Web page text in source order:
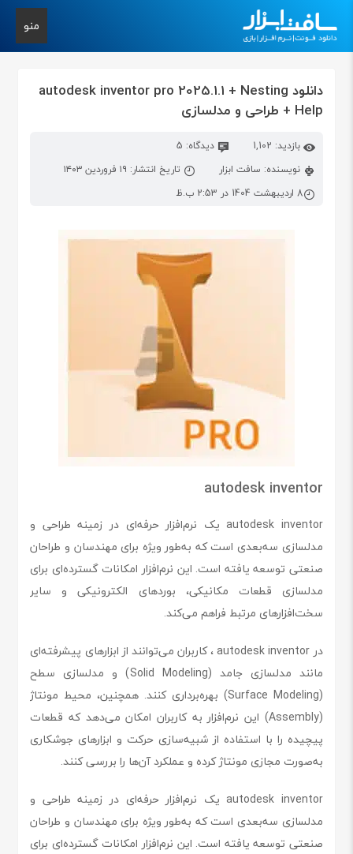
منو
دانلود autodesk inventor pro 2025.1.1 + Nesting
+ Help طراحی و مدلسازی
بازدید: 1,102
دیدگاه: 5
نویسنده: سافت ابزار
تاریخ انتشار: ۱۹ فروردین ۱۴۰۳
8 اردیبهشت 1404 در 2:53 ب.ظ
autodesk inventor
autodesk inventor یک نرم‌افزار حرفه‌ای در زمینه طراحی و
مدلسازی سه‌بعدی است که به‌طور ویژه برای مهندسان و طراحان
صنعتی توسعه یافته است. این نرم‌افزار امکانات گسترده‌ای برای
مدلسازی قطعات مکانیکی، بوردهای الکترونیکی و سایر
سخت‌افزارهای مرتبط فراهم می‌کند.
در autodesk inventor ، کاربران می‌توانند از ابزارهای پیشرفته‌ای
مانند مدلسازی جامد (Solid Modeling) و مدلسازی سطح
(Surface Modeling) بهره‌برداری کنند. همچنین، محیط مونتاژ
(Assembly) این نرم‌افزار به کاربران امکان می‌دهد که قطعات
پیچیده را با استفاده از شبیه‌سازی حرکت و ابزارهای جوشکاری
به‌صورت مجازی مونتاژ کرده و عملکرد آن‌ها را بررسی کنند.
autodesk inventor یک نرم‌افزار حرفه‌ای در زمینه طراحی و
مدلسازی سه‌بعدی است که به‌طور ویژه برای مهندسان و طراحان
صنعتی توسعه یافته است. این نرم‌افزار امکانات گسترده‌ای برای